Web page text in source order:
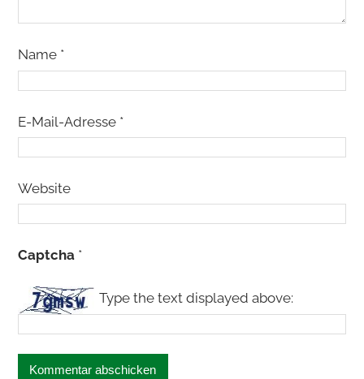
Name *
E-Mail-Adresse *
Website
Captcha *
Type the text displayed above: